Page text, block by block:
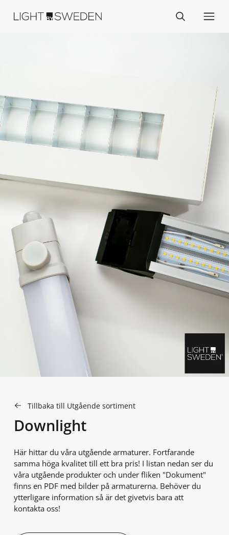
Tillbaka till Utgående sortiment
Downlight
Här hittar du våra utgående armaturer. Fortfarande
samma höga kvalitet till ett bra pris! I listan nedan ser du
våra utgående produkter och under fliken "Dokument"
finns en PDF med bilder på armaturerna. Behöver du
ytterligare information så är det givetvis bara att
kontakta oss!